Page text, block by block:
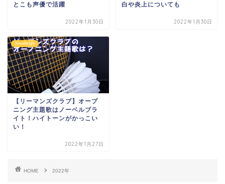
とこも声優で活躍
2022年1月30日
白や炎上についても
2022年1月30日
Novelbright
【リーマンズクラブ】オープ
ニング主題歌はノーベルブラ
イト！ハイトーンがかっこい
い！
2022年1月27日
HOME 2022年